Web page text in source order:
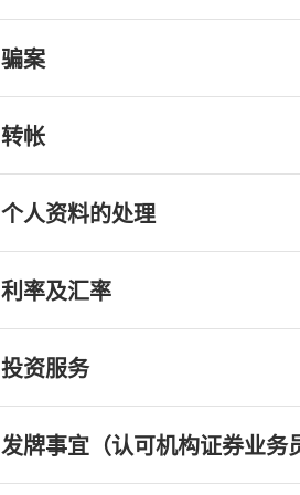
骗案
转帐
个人资料的处理
利率及汇率
投资服务
发牌事宜（认可机构证券业务